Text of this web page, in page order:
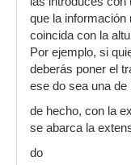
que la información
coincida con la
Por ejemplo, si
deberás poner el
ese do sea una
de hecho, con la
se abarca la
do